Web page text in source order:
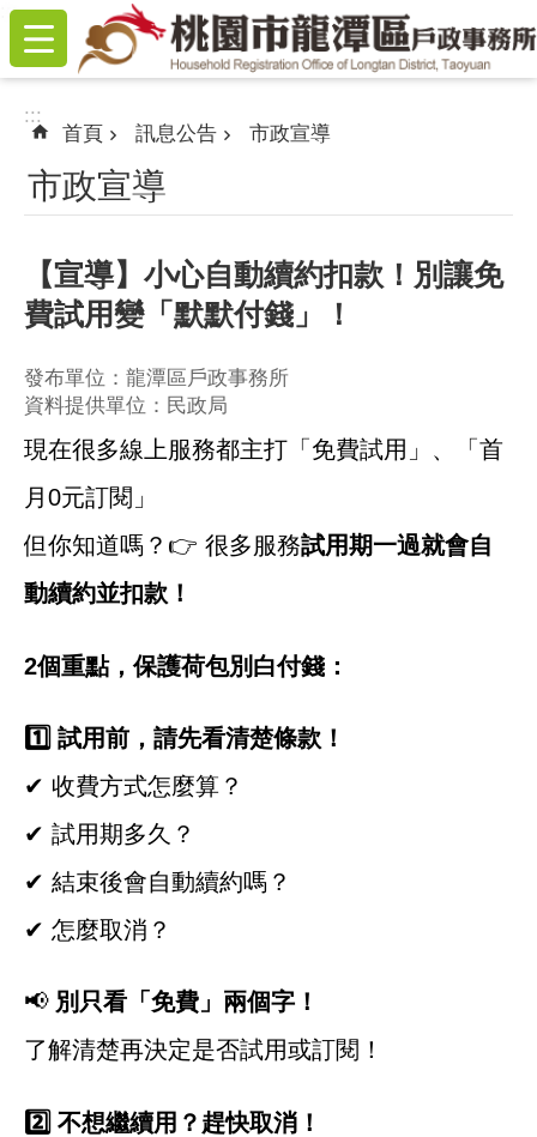
跳到主要內容區塊
:::
:::
首頁 訊息公告 市政宣導
市政宣導
【宣導】小心自動續約扣款！別讓免
費試用變「默默付錢」！
發布單位：龍潭區戶政事務所
資料提供單位：民政局
現在很多線上服務都主打「免費試用」、「首
月 0元訂閱」
但你知道嗎？👉 很多服務試用期一過就會自
動續約並扣款！
2個重點，保護荷包別白付錢：
1️ 試用前，請先看清楚條款！
✔ 收費方式怎麼算？
✔ 試用期多久？
✔ 結束後會自動續約嗎？
✔ 怎麼取消？
📢 別只看「免費」兩個字！
了解清楚再決定是否試用或訂閱！
2️ 不想繼續用？趕快取消！